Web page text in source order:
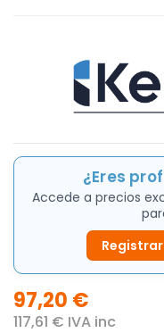
¿Eres
Accede a precios
97,20 €
117,61 € IVA inc